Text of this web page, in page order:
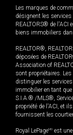
Les marques de
désignent les
REALTORS® de l'ACI
biens immobiliers
REALTOR®,
déposées de
Association of
sont propriétaires.
distinguer les
immobilier en tant
S.I.A.® /MLS®,
propriété de l'ACI, et
fournissent les
Royal LePageMD est